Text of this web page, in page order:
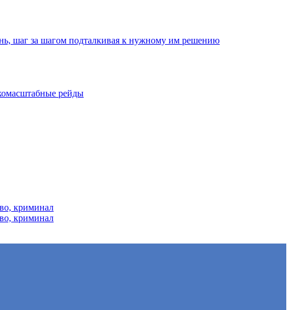
шаг за шагом подталкивая к нужному им решению
рейды